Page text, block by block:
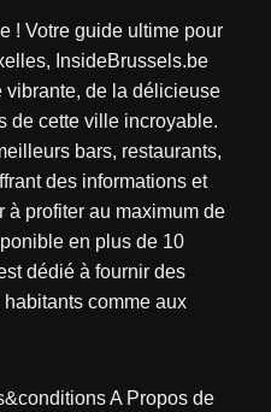
! Votre guide ultime pour
InsideBrussels.be
vibrante, de la délicieuse
de cette ville incroyable.
bars, restaurants,
des informations et
profiter au maximum de
en plus de 10
dédié à fournir des
comme aux
A Propos de